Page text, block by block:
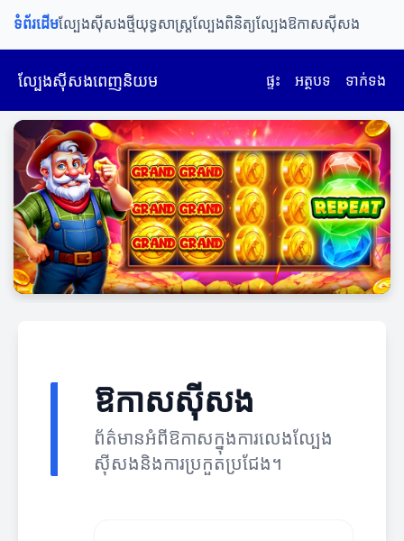
ទំព័រដើមល្បែងស៊ីសងថ្មីយុទ្ធសាស្រ្តល្បែងពិនិត្យល្បែងឱកាសស៊ីសង
ល្បែងស៊ីសងពេញនិយម ផ្ទះ អត្ថបទ ទាក់ទង
ឱកាសស៊ីសង
ព័ត៌មានអំពីឱកាសក្នុងការលេងល្បែង
ស៊ីសងនិងការប្រកួតប្រជែង។